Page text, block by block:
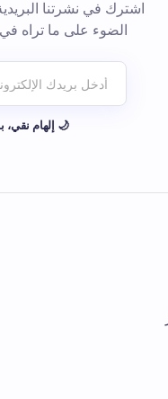
اشترك في نشرتنا
الضوء على ما تراه
🌙 إلهام